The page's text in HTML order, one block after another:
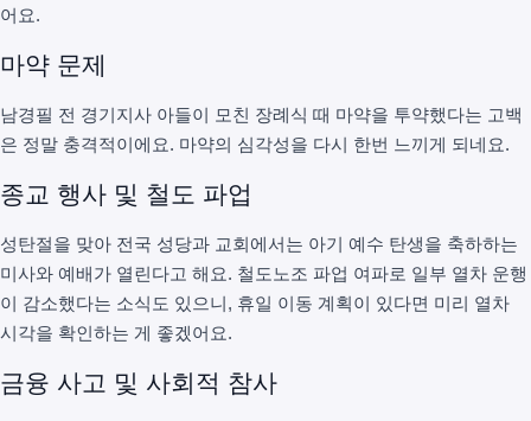
어요.
마약 문제
남경필 전 경기지사 아들이 모친 장례식 때 마약을 투약했다는 고백
은 정말 충격적이에요. 마약의 심각성을 다시 한번 느끼게 되네요.
종교 행사 및 철도 파업
성탄절을 맞아 전국 성당과 교회에서는 아기 예수 탄생을 축하하는
미사와 예배가 열린다고 해요. 철도노조 파업 여파로 일부 열차 운행
이 감소했다는 소식도 있으니, 휴일 이동 계획이 있다면 미리 열차
시각을 확인하는 게 좋겠어요.
금융 사고 및 사회적 참사